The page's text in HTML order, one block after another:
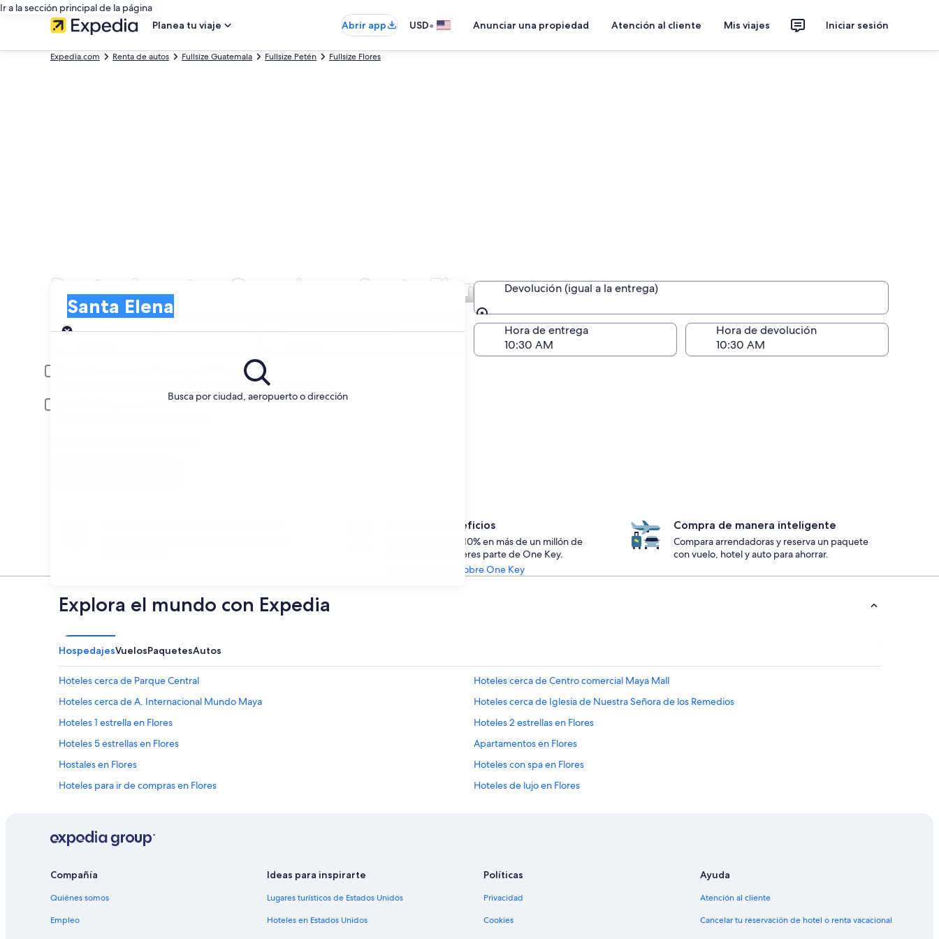
Ir a la sección principal de la página
Planea tu viaje
Abrir app USD• Anunciar una propiedad Atención al cliente Mis viajes Iniciar sesión
Expedia.com Renta de autos Fullsize Guatemala Fullsize Petén Fullsize Flores
Renta de autos Grande en Santa Elena
Busca por ciudad, aeropuerto o dirección
Santa Elena
Entrega
Devolución (igual a la entrega)
Devolución (igual a la entrega)
Fecha de entrega
Fecha de devolución
Hora de entrega Hora de devolución
Conductor menor de 30 o mayor de 70 años
Puede ser necesario un cargo extra por conductor joven o adulto mayor.
Accede a beneficios
Ahorra desde un 10% en más de un millón de
rentas de auto si eres parte de One Key.
Ver información sobre One Key
Compra de manera inteligente
Compara arrendadoras y reserva un paquete
con vuelo, hotel y auto para ahorrar.
Explora el mundo con Expedia
HospedajesVuelosPaquetesAutos
Hoteles cerca de Parque Central
Hoteles cerca de Centro comercial Maya Mall
Hoteles cerca de A. Internacional Mundo Maya
Hoteles cerca de Iglesia de Nuestra Señora de los Remedios
Hoteles 1 estrella en Flores
Hoteles 2 estrellas en Flores
Hoteles 5 estrellas en Flores
Apartamentos en Flores
Hostales en Flores
Hoteles con spa en Flores
Hoteles para ir de compras en Flores
Hoteles de lujo en Flores
Hoteles baratos en Flores
Hoteles cerca del lago en Flores
Hoteles con aire acondicionado en Flores
Compañía
Quiénes somos
Empleo
Ideas para inspirarte
Lugares turísticos de Estados Unidos
Hoteles en Estados Unidos
Políticas
Privacidad
Cookies
Ayuda
Atención al cliente
Cancelar tu reservación de hotel o renta vacacional